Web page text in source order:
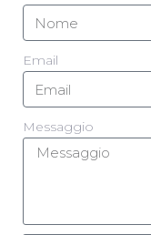
Email
Messaggio